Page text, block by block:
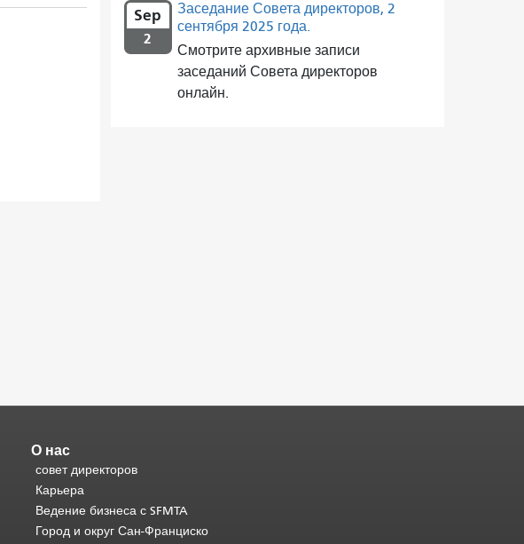
Sep
2
Заседание Совета директоров, 2
сентября 2025 года.
Смотрите архивные записи
заседаний Совета директоров
онлайн.
О нас
совет директоров
Карьера
Ведение бизнеса с SFMTA
Город и округ Сан-Франциско